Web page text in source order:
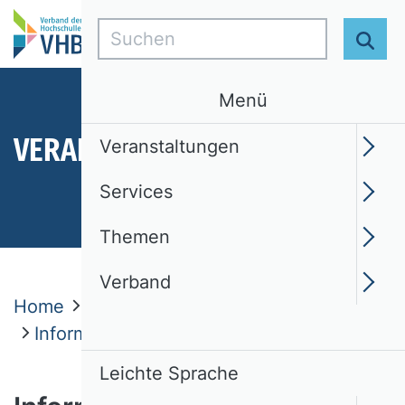
VERANSTALTUNGEN
Home
Informationen zur Teilnahme
Suchen
Menü
Veranstaltungen
Services
Themen
Verband
Leichte Sprache